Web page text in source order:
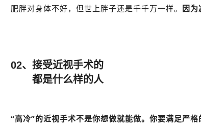
肥胖对身体不好，但世上胖子还是千千万一样。 因为
02、接受近视手术的
都是什么样的人
“高冷”的近视手术不是你想做就能做。你要满足严格